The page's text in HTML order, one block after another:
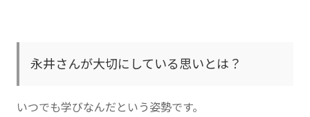
永井さんが大切にしている思いとは？
いつでも学びなんだという姿勢です。